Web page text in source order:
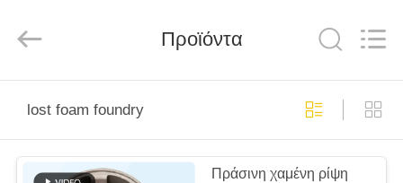
ΠΡΟΪΌΝΤΑ
Forging
Factory.
Reserved.
Προϊόντα
lost foam foundry
Πράσινη χαμένη ρίψη